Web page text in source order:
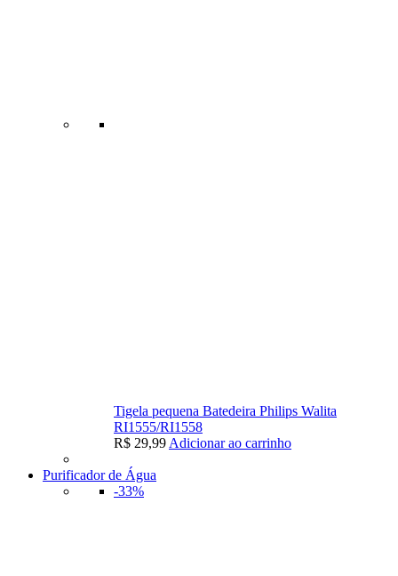
Tigela pequena Batedeira Philips Walita
RI1555/RI1558
R$ 29,99 Adicionar ao carrinho
Purificador de Água
-33%